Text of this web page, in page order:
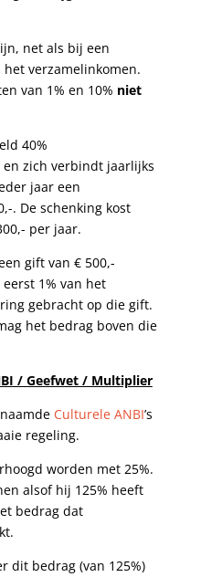
net als bij een
verzamelinkomen.
van 1% en 10% niet
40%
zich verbindt jaarlijks
jaar een
. De schenking kost
per jaar.
gift van € 500,-
1% van het
gebracht op die gift.
het bedrag boven die
/ Geefwet / Multiplier
Culturele ANBI’s
regeling.
worden met 25%.
alsof hij 125% heeft
bedrag dat
dit bedrag (van 125%)